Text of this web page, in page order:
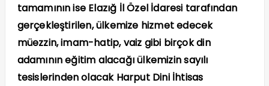
tamamının ise Elazığ İl Özel İdaresi tarafından
gerçekleştirilen, ülkemize hizmet edecek
müezzin, imam-hatip, vaiz gibi birçok din
adamının eğitim alacağı ülkemizin sayılı
tesislerinden olacak Harput Dini İhtisas